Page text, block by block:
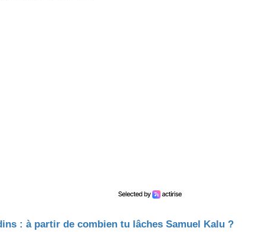
: à partir de combien tu lâches Samuel Kalu ?